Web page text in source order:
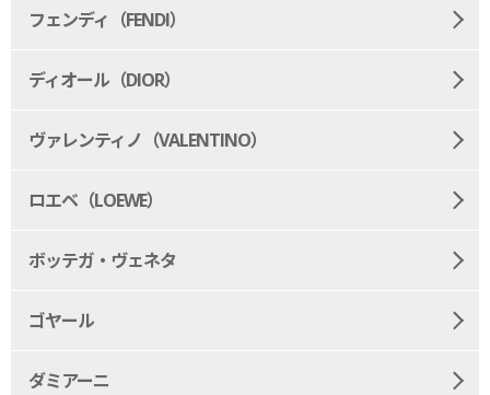
フェンディ（FENDI）
ディオール（DIOR）
ヴァレンティノ（VALENTINO）
ロエベ（LOEWE）
ボッテガ・ヴェネタ
ゴヤール
ダミアーニ